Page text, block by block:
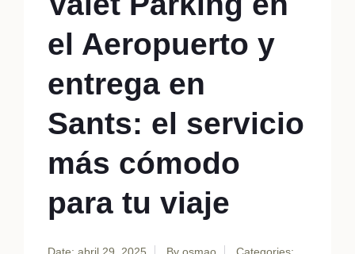
el Aeropuerto y
entrega en
Sants: el servicio
más cómodo
para tu viaje
Date: abril 29, 2025 By osmao
Categories: